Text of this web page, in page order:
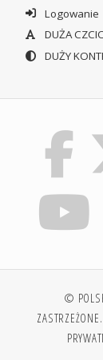
Logowanie
DUŻA
DUŻY
©
ZASTRZEŻONE.